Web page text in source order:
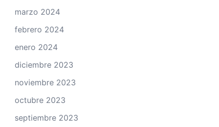
marzo 2024
febrero 2024
enero 2024
diciembre 2023
noviembre 2023
octubre 2023
septiembre 2023